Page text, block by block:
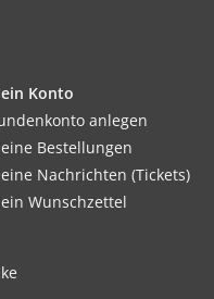
Konto
anlegen
Bestellungen
Nachrichten (Tickets)
Wunschzettel